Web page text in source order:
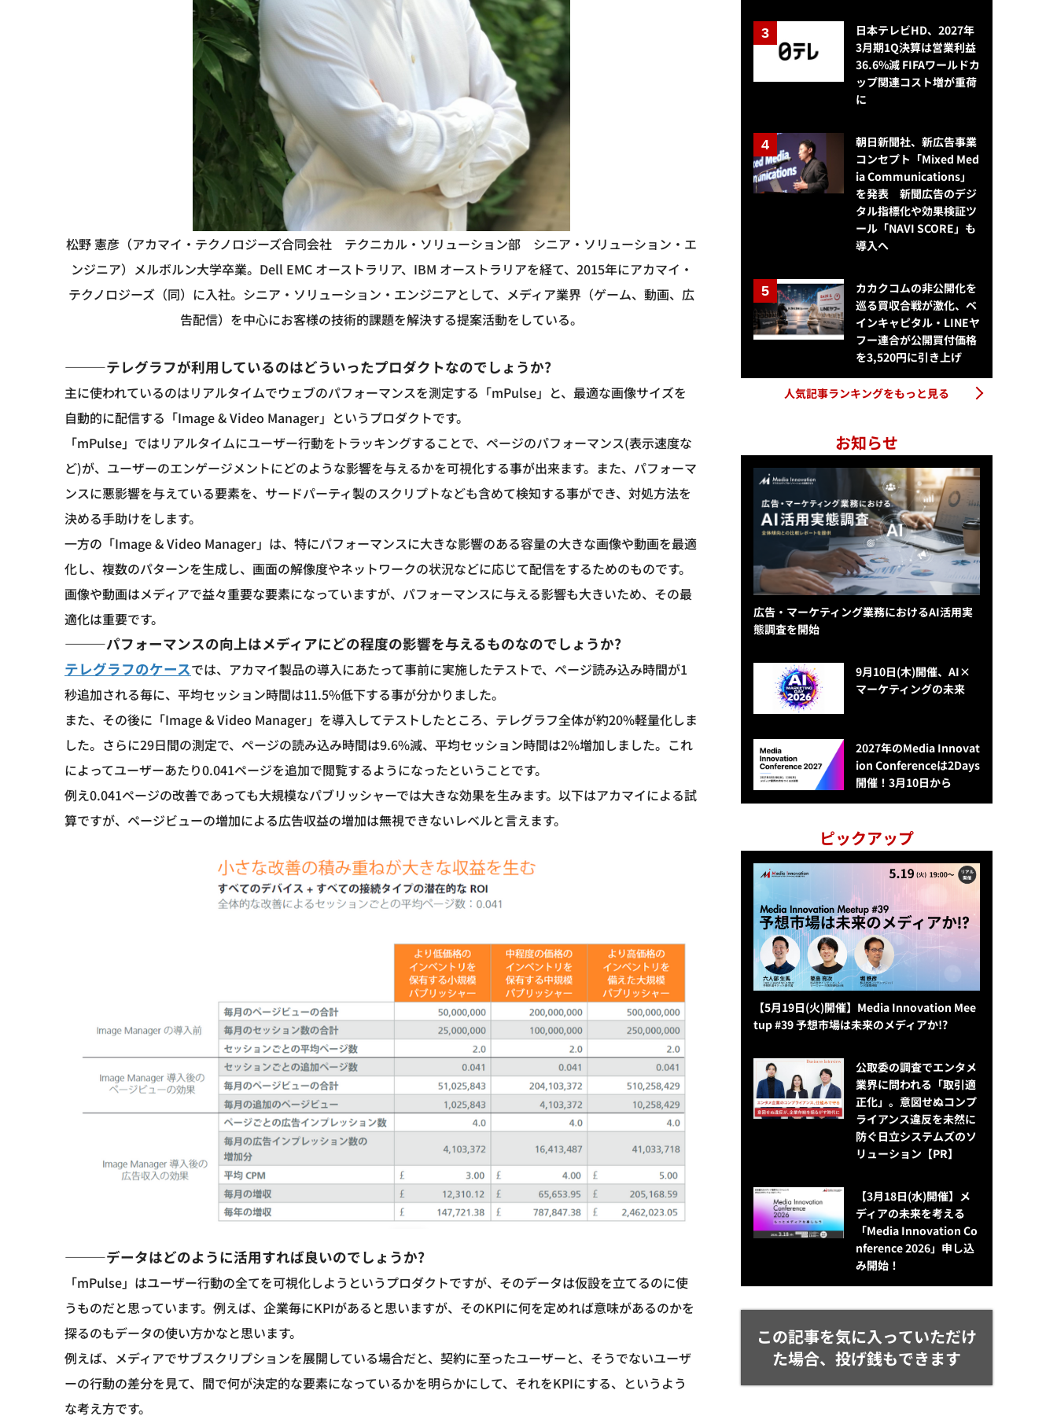
松野 憲彦（アカマイ・テクノロジーズ合同会社 テクニカル・ソリューション部 シニア・ソリューション・エ
ンジニア） メルボルン大学卒業。Dell EMC オーストラリア、IBM オーストラリアを経て、2015年にアカマイ・
テクノロジーズ（同）に入社。シニア・ソリューション・エンジニアとして、メディア業界（ゲーム、動画、広
告配信）を中心にお客様の技術的課題を解決する提案活動をしている。
―――テレグラフが利用しているのはどういったプロダクトなのでしょうか?
主に使われているのはリアルタイムでウェブのパフォーマンスを測定する「mPulse」と、最適な画像サイズを
自動的に配信する「Image & Video Manager」というプロダクトです。
「mPulse」ではリアルタイムにユーザー行動をトラッキングすることで、ページのパフォーマンス(表示速度な
ど)が、ユーザーのエンゲージメントにどのような影響を与えるかを可視化する事が出来ます。また、パフォーマ
ンスに悪影響を与えている要素を、サードパーティ製のスクリプトなども含めて検知する事ができ、対処方法を
決める手助けをします。
一方の「Image & Video Manager」は、特にパフォーマンスに大きな影響のある容量の大きな画像や動画を最適
化し、複数のパターンを生成し、画面の解像度やネットワークの状況などに応じて配信をするためのものです。
画像や動画はメディアで益々重要な要素になっていますが、パフォーマンスに与える影響も大きいため、その最
適化は重要です。
―――パフォーマンスの向上はメディアにどの程度の影響を与えるものなのでしょうか?
テレグラフのケースでは、アカマイ製品の導入にあたって事前に実施したテストで、ページ読み込み時間が1
秒追加される毎に、平均セッション時間は11.5%低下する事が分かりました。
また、その後に「Image & Video Manager」を導入してテストしたところ、テレグラフ全体が約20%軽量化しま
した。さらに29日間の測定で、ページの読み込み時間は9.6%減、平均セッション時間は2%増加しました。これ
によってユーザーあたり0.041ページを追加で閲覧するようになったということです。
例え0.041ページの改善であっても大規模なパブリッシャーでは大きな効果を生みます。以下はアカマイによる試
算ですが、ページビューの増加による広告収益の増加は無視できないレベルと言えます。
―――データはどのように活用すれば良いのでしょうか?
「mPulse」はユーザー行動の全てを可視化しようというプロダクトですが、そのデータは仮設を立てるのに使
うものだと思っています。例えば、企業毎にKPIがあると思いますが、そのKPIに何を定めれば意味があるのかを
探るのもデータの使い方かなと思います。
例えば、メディアでサブスクリプションを展開している場合だと、契約に至ったユーザーと、そうでないユーザ
ーの行動の差分を見て、間で何が決定的な要素になっているかを明らかにして、それをKPIにする、というよう
な考え方です。
日本テレビHD、2027年
3月期1Q決算は営業利益
36.6%減 FIFAワールドカ
ップ関連コスト増が重荷
に
朝日新聞社、新広告事業
コンセプト「Mixed Med
ia Communications」
を発表 新聞広告のデジ
タル指標化や効果検証ツ
ール「NAVI SCORE」も
導入へ
カカクコムの非公開化を
巡る買収合戦が激化、ベ
インキャピタル・LINEヤ
フー連合が公開買付価格
を3,520円に引き上げ
人気記事ランキングをもっと見る
お知らせ
広告・マーケティング業務におけるAI活用実
態調査を開始
9月10日(木)開催、AI×
マーケティングの未来
2027年のMedia Innovat
ion Conferenceは2Days
開催！3月10日から
ピックアップ
【5月19日(火)開催】Media Innovation Mee
tup #39 予想市場は未来のメディアか!?
公​​取委の調査でエンタメ
業界に問われる「取引適
正化」。意図せぬコンプ
ライアンス違反を未然に
防ぐ日立システムズのソ
リューション​【PR】
【3月18日(水)開催】メ
ディアの未来を考える
「Media Innovation Co
nference 2026」申し込
み開始！
この記事を気に入っていただけ
た場合、投げ銭もできます